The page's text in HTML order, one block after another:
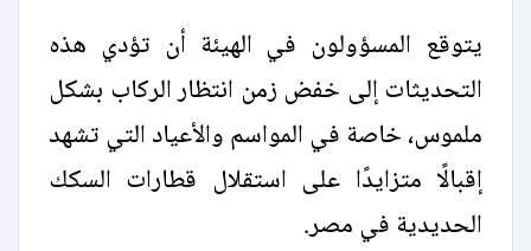
يتوقع المسؤولون في الهيئة أن تؤدي هذه
التحديثات إلى خفض زمن انتظار الركاب بشكل
ملموس، خاصة في المواسم والأعياد التي تشهد
إقبالًا متزايدًا على استقلال قطارات السكك
الحديدية في مصر.